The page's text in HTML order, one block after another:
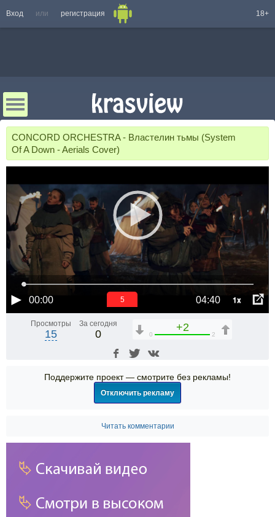
Вход или регистрация 18+
CONCORD ORCHESTRA - Властелин тьмы (System
Of A Down - Aerials Cover)
00:00 04:40 1x
5
Просмотры
15
За сегодня
0
+2
0 2
Поддержите проект — смотрите без рекламы!
Отключить рекламу
Читать комментарии